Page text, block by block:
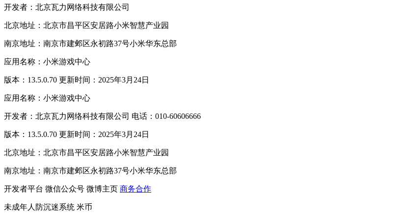
开发者：北京瓦力网络科技有限公司
北京地址：北京市昌平区安居路小米智慧产业园
南京地址：南京市建邺区永初路37号小米华东总部
应用名称：小米游戏中心
版本：13.5.0.70 更新时间：2025年3月24日
应用名称：小米游戏中心
开发者：北京瓦力网络科技有限公司 电话：010-60606666
版本：13.5.0.70 更新时间：2025年3月24日
北京地址：北京市昌平区安居路小米智慧产业园
南京地址：南京市建邺区永初路37号小米华东总部
开发者平台 微信公众号 微博主页 商务合作
未成年人防沉迷系统 米币